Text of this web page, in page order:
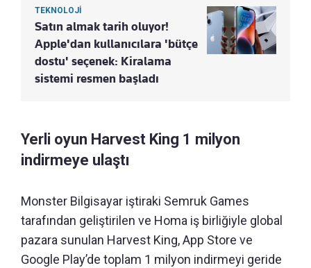
TEKNOLOJİ
Satın almak tarih oluyor!
Apple'dan kullanıcılara 'bütçe
dostu' seçenek: Kiralama
sistemi resmen başladı
Yerli oyun Harvest King 1 milyon
indirmeye ulaştı
Monster Bilgisayar iştiraki Semruk Games
tarafından geliştirilen ve Homa iş birliğiyle global
pazara sunulan Harvest King, App Store ve
Google Play’de toplam 1 milyon indirmeyi geride